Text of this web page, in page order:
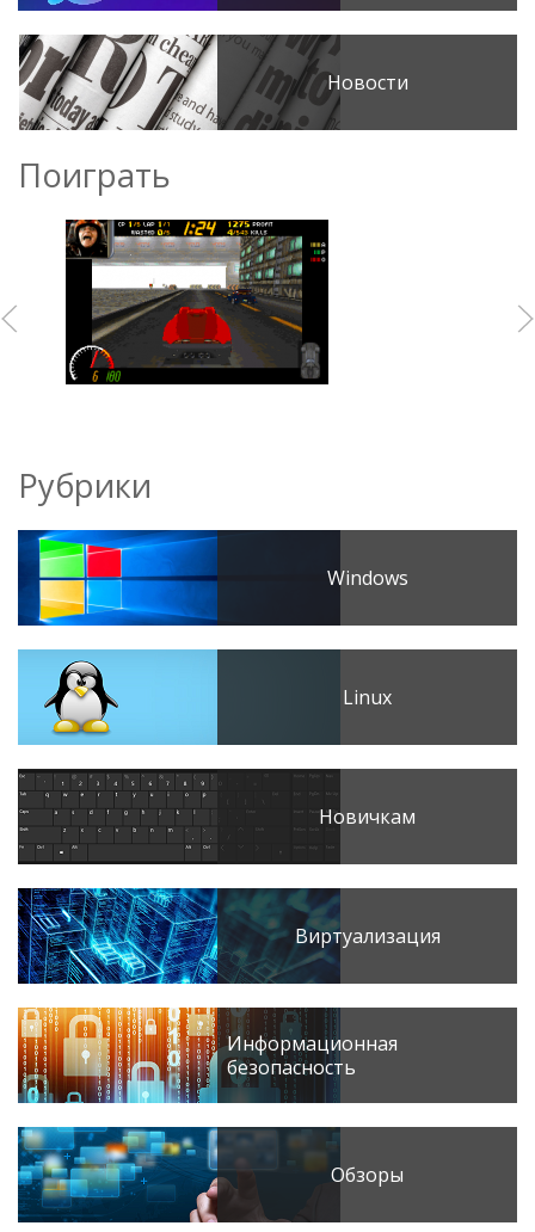
Новости
Поиграть
Рубрики
Windows
Linux
Новичкам
Виртуализация
Информационная
безопасность
Обзоры